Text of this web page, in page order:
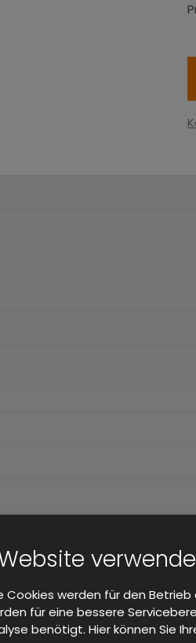
Cookies werden für den
für eine bessere
benötigt. Hier können Sie